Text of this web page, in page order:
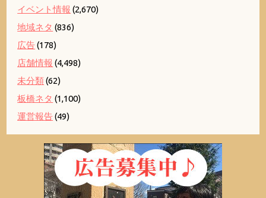
イベント情報 (2,670)
地域ネタ (836)
広告(178)
店舗情報 (4,498)
未分類(62)
板橋ネタ (1,100)
運営報告(49)